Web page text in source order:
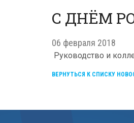
С ДНЁМ
06 февраля 2018
Руководство и
ВЕРНУТЬСЯ К СПИСКУ